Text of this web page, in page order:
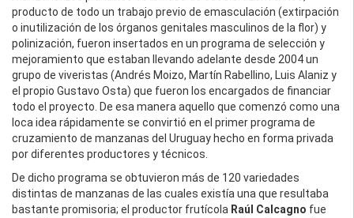
producto de todo un trabajo previo de emasculación (extirpación
o inutilización de los órganos genitales masculinos de la flor) y
polinización, fueron insertados en un programa de selección y
mejoramiento que estaban llevando adelante desde 2004 un
grupo de viveristas (Andrés Moizo, Martín Rabellino, Luis Alaniz y
el propio Gustavo Osta) que fueron los encargados de financiar
todo el proyecto. De esa manera aquello que comenzó como una
loca idea rápidamente se convirtió en el primer programa de
cruzamiento de manzanas del Uruguay hecho en forma privada
por diferentes productores y técnicos.
De dicho programa se obtuvieron más de 120 variedades
distintas de manzanas de las cuales existía una que resultaba
bastante promisoria; el productor frutícola Raúl Calcagno fue